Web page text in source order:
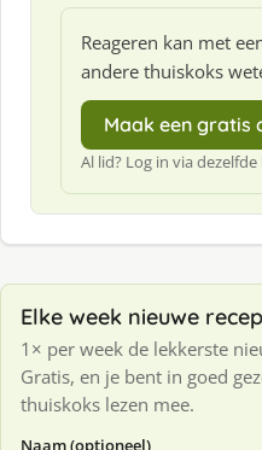
Reageren kan met
andere thuiskoks
Maak een gratis
Al lid? Log in via
Elke week nieuwe
1× per week de lekkerste
Gratis, en je bent in goed
thuiskoks lezen mee.
Naam (optioneel)